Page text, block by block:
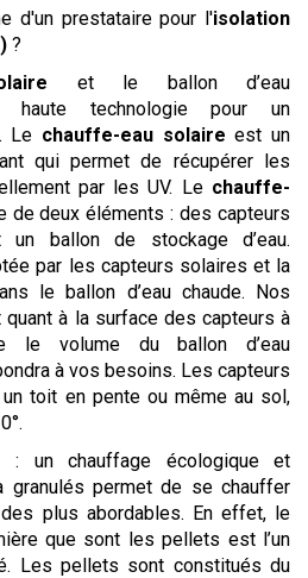
d'un prestataire pour l'isolation
?
et le ballon d’eau
haute technologie pour un
Le chauffe-eau solaire est un
qui permet de récupérer les
par les UV. Le chauffe-
de deux éléments : des capteurs
un ballon de stockage d’eau.
par les capteurs solaires et la
le ballon d’eau chaude. Nos
à la surface des capteurs à
le volume du ballon d’eau
à vos besoins. Les capteurs
toit en pente ou même au sol,
: un chauffage écologique et
granulés permet de se chauffer
des plus abordables. En effet, le
que sont les pellets est l’un
Les pellets sont constitués du